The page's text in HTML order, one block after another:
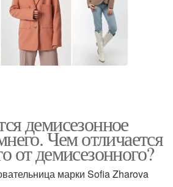
демисезонное
Чем отличается
от демисезонного?
марки Sofia Zharova